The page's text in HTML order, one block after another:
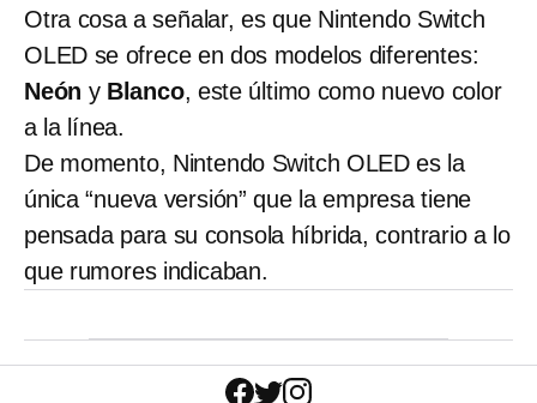
Otra cosa a señalar, es que Nintendo Switch
OLED se ofrece en dos modelos diferentes:
Neón y Blanco, este último como nuevo color
a la línea.
De momento, Nintendo Switch OLED es la
única “nueva versión” que la empresa tiene
pensada para su consola híbrida, contrario a lo
que rumores indicaban.